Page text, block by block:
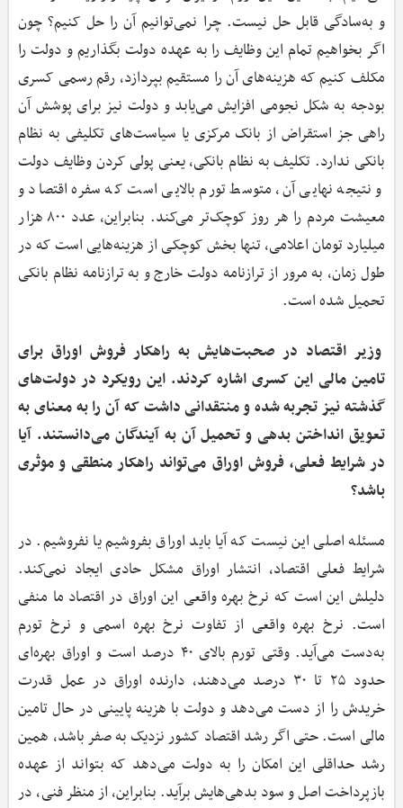
و به‌سادگی قابل حل نیست. چرا نمی‌توانیم آن را حل کنیم؟ چون
اگر بخواهیم تمام این وظایف را به عهده دولت بگذاریم و دولت را
مکلف کنیم که هزینه‌های آن را مستقیم بپردازد، رقم رسمی کسری
بودجه به شکل نجومی افزایش می‌یابد و دولت نیز برای پوشش آن
راهی جز استقراض از بانک مرکزی یا سیاست‌های تکلیفی به نظام
بانکی ندارد. تکلیف به نظام بانکی، یعنی پولی کردن وظایف دولت
و نتیجه نهایی آن، متوسط تورم بالایی است که سفره اقتصاد و
معیشت مردم را هر روز کوچک‌تر می‌کند. بنابراین، عدد ۸۰۰ هزار
میلیارد تومان اعلامی، تنها بخش کوچکی از هزینه‌هایی است که در
طول زمان، به مرور از ترازنامه دولت خارج و به ترازنامه نظام بانکی
تحمیل شده است.
وزیر اقتصاد در صحبت‌هایش به راهکار فروش اوراق برای
تامین مالی این کسری اشاره کردند. این رویکرد در دولت‌های
گذشته نیز تجربه شده و منتقدانی داشت که آن را به معنای به
تعویق انداختن بدهی و تحمیل آن به آیندگان می‌دانستند. آیا
در شرایط فعلی، فروش اوراق می‌تواند راهکار منطقی و موثری
باشد؟
مسئله اصلی این نیست که آیا باید اوراق بفروشیم یا نفروشیم. در
شرایط فعلی اقتصاد، انتشار اوراق مشکل حادی ایجاد نمی‌کند.
دلیلش این است که نرخ بهره واقعی این اوراق در اقتصاد ما منفی
است. نرخ بهره واقعی از تفاوت نرخ بهره اسمی و نرخ تورم
به‌دست می‌آید. وقتی تورم بالای ۴۰ درصد است و اوراق بهره‌ای
حدود ۲۵ تا ۳۰ درصد می‌دهند، دارنده اوراق در عمل قدرت
خریدش را از دست می‌دهد و دولت با هزینه پایینی در حال تامین
مالی است. حتی اگر رشد اقتصاد کشور نزدیک به صفر باشد، همین
رشد حداقلی این امکان را به دولت می‌دهد که بتواند از عهده
بازپرداخت اصل و سود بدهی‌هایش برآید. بنابراین، از منظر فنی، در